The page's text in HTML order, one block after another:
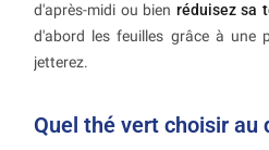
d'après-midi ou bien réduisez sa
d'abord les feuilles grâce à une
jetterez.
Quel thé vert choisir au